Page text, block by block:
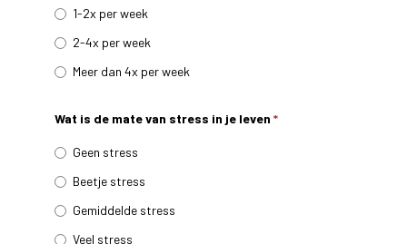
1-2x per week
2-4x per week
Meer dan 4x per week
Wat is de mate van stress in je leven *
Geen stress
Beetje stress
Gemiddelde stress
Veel stress